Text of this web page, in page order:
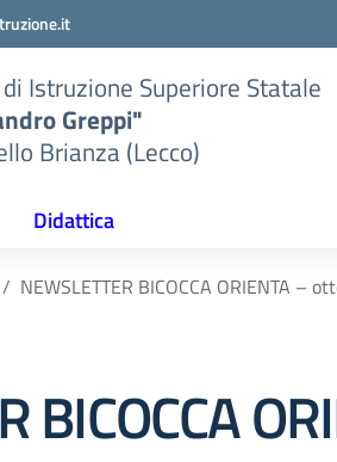
Istruzione Superiore Statale
Greppi"
Brianza (Lecco)
Didattica
NEWSLETTER BICOCCA ORIENTA –
BICOCCA